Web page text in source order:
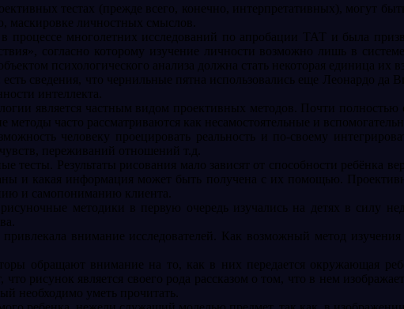
тестах (прежде всего, конечно, интерпретативных), могут
маскировке личностных смыслов.
в процессе многолетних исследований по апробации ТАТ и была
согласно которому изучение личности возможно лишь в
психологического анализа должна стать некоторая единица
есть сведения, что чернильные пятна использовались еще Леонардо
интеллекта.
является частным видом проективных методов. Почти полностью
методы часто рассматриваются как несамостоятельные и
человеку проецировать реальность и по-своему
переживаний отношений т.д.
тесты. Результаты рисования мало зависят от способности ребёнка
и какая информация может быть получена с их помощью.
и самопониманию клиента.
методики в первую очередь изучались на детях в силу
внимание исследователей. Как возможный метод изучения
обращают внимание на то, как в них передается окружающая
рисунок является своего рода рассказом о том, что в нем
необходимо уметь прочитать.